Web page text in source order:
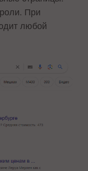
При
любой